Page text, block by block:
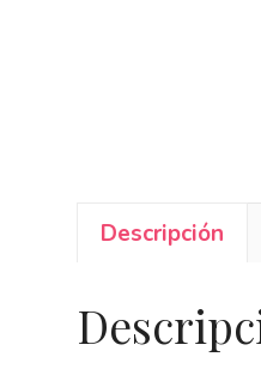
Descripción